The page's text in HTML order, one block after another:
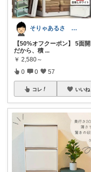
そりゃあるさ X@soryaarusa
【50%オフクーポン】 5面開
だから、積 ...
￥ 2,580～
0 0 57
コレ いいね